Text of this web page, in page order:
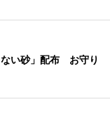
い砂」配布 お守り